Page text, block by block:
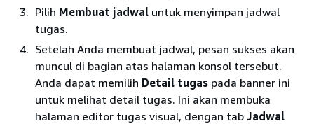
Pilih Membuat jadwal untuk menyimpan jadwal
tugas.
Setelah Anda membuat jadwal, pesan sukses akan
muncul di bagian atas halaman konsol tersebut.
Anda dapat memilih Detail tugas pada banner ini
untuk melihat detail tugas. Ini akan membuka
halaman editor tugas visual, dengan tab Jadwal